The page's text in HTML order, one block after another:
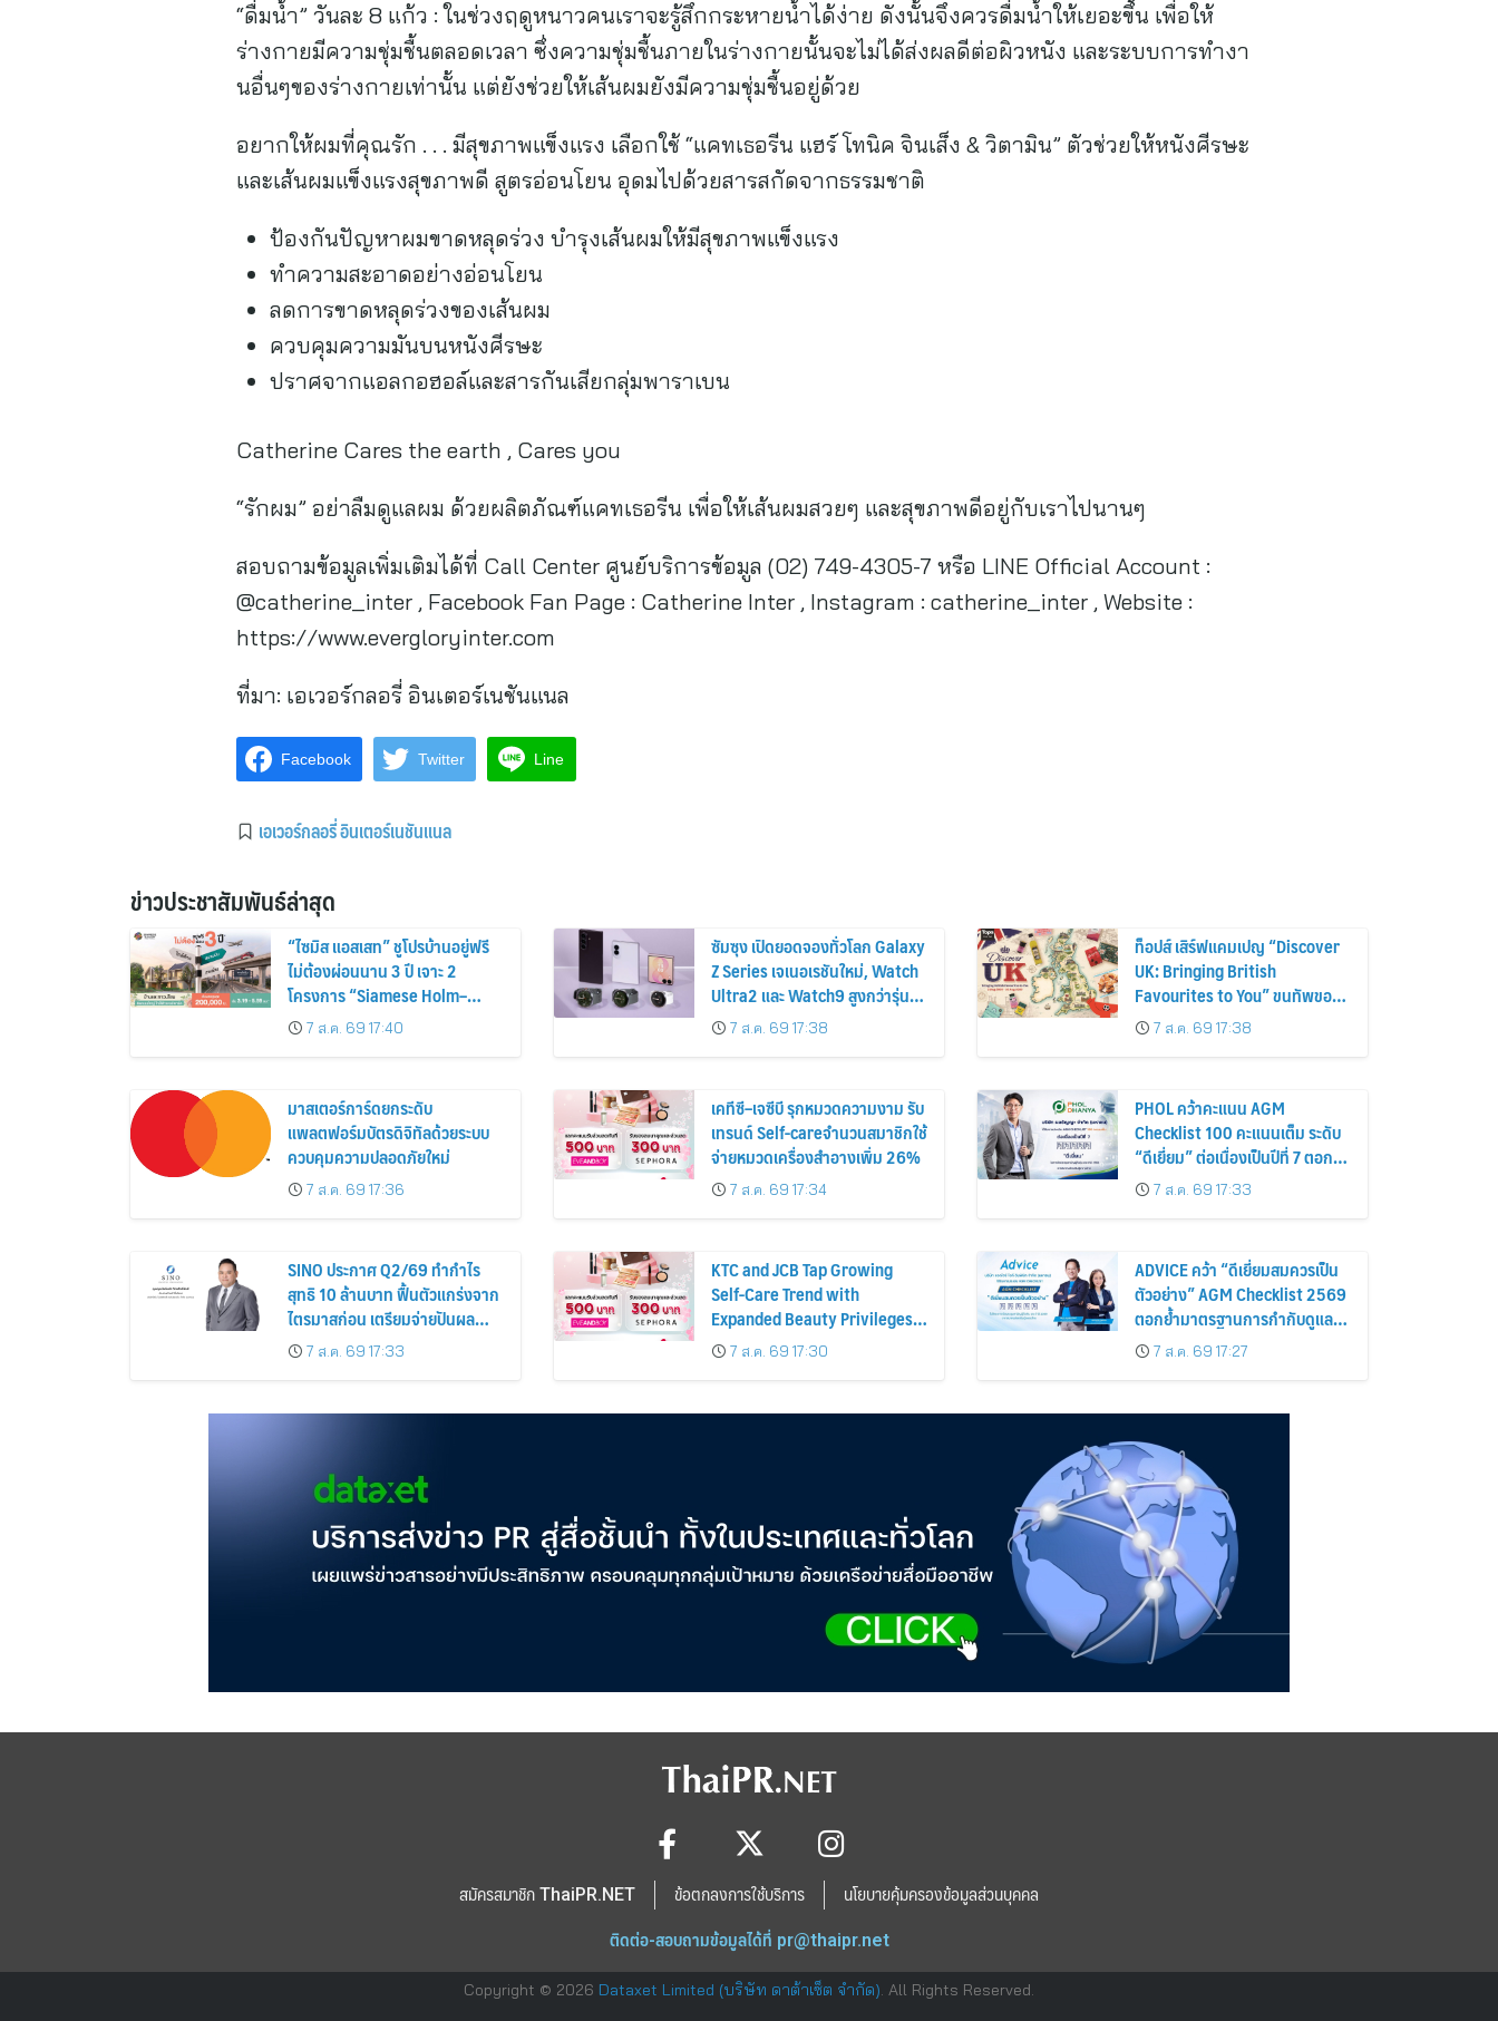
“ดื่มน้ำ” วันละ 8 แก้ว : ในช่วงฤดูหนาวคนเราจะรู้สึกกระหายน้ำได้ง่าย ดังนั้นจึงควรดื่มน้ำให้เยอะขึ้น เพื่อให้
ร่างกายมีความชุ่มชื้นตลอดเวลา ซึ่งความชุ่มชื้นภายในร่างกายนั้นจะไม่ได้ส่งผลดีต่อผิวหนัง และระบบการทำงา
นอื่นๆของร่างกายเท่านั้น แต่ยังช่วยให้เส้นผมยังมีความชุ่มชื้นอยู่ด้วย
อยากให้ผมที่คุณรัก . . . มีสุขภาพแข็งแรง เลือกใช้ “แคทเธอรีน แฮร์ โทนิค จินเส็ง & วิตามิน” ตัวช่วยให้หนังศีรษะ
และเส้นผมแข็งแรงสุขภาพดี สูตรอ่อนโยน อุดมไปด้วยสารสกัดจากธรรมชาติ
ป้องกันปัญหาผมขาดหลุดร่วง บำรุงเส้นผมให้มีสุขภาพแข็งแรง
ทำความสะอาดอย่างอ่อนโยน
ลดการขาดหลุดร่วงของเส้นผม
ควบคุมความมันบนหนังศีรษะ
ปราศจากแอลกอฮอล์และสารกันเสียกลุ่มพาราเบน
Catherine Cares the earth , Cares you
“รักผม” อย่าลืมดูแลผม ด้วยผลิตภัณฑ์แคทเธอรีน เพื่อให้เส้นผมสวยๆ และสุขภาพดีอยู่กับเราไปนานๆ
สอบถามข้อมูลเพิ่มเติมได้ที่ Call Center ศูนย์บริการข้อมูล (02) 749-4305-7 หรือ LINE Official Account :
@catherine_inter , Facebook Fan Page : Catherine Inter , Instagram : catherine_inter , Website :
https://www.evergloryinter.com
ที่มา: เอเวอร์กลอรี่ อินเตอร์เนชันแนล
Facebook Twitter Line
เอเวอร์กลอรี่ อินเตอร์เนชันแนล
ข่าวประชาสัมพันธ์ล่าสุด
“ไซมิส แอสเสท” ชูโปรบ้านอยู่ฟรี
ไม่ต้องผ่อนนาน 3 ปี เจาะ 2
โครงการ “Siamese Holm–
Siamese Blossom” พร้อม
ส่วนลดและสิทธิพิเศษถึง 31
7 ส.ค. 69 17:40
ซัมซุง เปิดยอดจองทั่วโลก Galaxy
Z Series เจเนอเรชันใหม่, Watch
Ultra2 และ Watch9 สูงกว่ารุ่น
ก่อนหน้ากว่า 30%
7 ส.ค. 69 17:38
ท็อปส์ เสิร์ฟแคมเปญ “Discover
UK: Bringing British
Favourites to You” ขนทัพของ
อร่อยและไอเท็มฮิตจากสหราช
อาณาจักร ส่งตรงถึงมือตั้งแต่วัน
7 ส.ค. 69 17:38
มาสเตอร์การ์ดยกระดับ
แพลตฟอร์มบัตรดิจิทัลด้วยระบบ
ควบคุมความปลอดภัยใหม่
7 ส.ค. 69 17:36
เคทีซี–เจซีบี รุกหมวดความงาม รับ
เทรนด์ Self-careจำนวนสมาชิกใช้
จ่ายหมวดเครื่องสำอางเพิ่ม 26%
7 ส.ค. 69 17:34
PHOL คว้าคะแนน AGM
Checklist 100 คะแนนเต็ม ระดับ
“ดีเยี่ยม” ต่อเนื่องเป็นปีที่ 7 ตอกย้ำ
การดำเนินธุรกิจตามหลักธรรมาภิ
บาล โปร่งใส สร้างความเชื่อมั่นผู้
7 ส.ค. 69 17:33
SINO ประกาศ Q2/69 ทำกำไร
สุทธิ 10 ล้านบาท ฟื้นตัวแกร่งจาก
ไตรมาสก่อน เตรียมจ่ายปันผล
ระหว่างกาล 0.014423 บาทต่อหุ้น
ครึ่งปีหลังมุ่งเติบโตต่อเนื่อง
7 ส.ค. 69 17:33
KTC and JCB Tap Growing
Self-Care Trend with
Expanded Beauty Privileges
Number of KTC JCB
Cardmembers Spending on
7 ส.ค. 69 17:30
ADVICE คว้า “ดีเยี่ยมสมควรเป็น
ตัวอย่าง” AGM Checklist 2569
ตอกย้ำมาตรฐานการกำกับดูแล
กิจการที่ดี
7 ส.ค. 69 17:27
สมัครสมาชิก ThaiPR.NET ข้อตกลงการใช้บริการ นโยบายคุ้มครองข้อมูลส่วนบุคคล
ติดต่อ-สอบถามข้อมูลได้ที่ pr@thaipr.net
Copyright © 2026 Dataxet Limited (บริษัท ดาต้าเซ็ต จำกัด). All Rights Reserved.